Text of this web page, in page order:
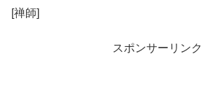
[禅師]
スポンサーリンク